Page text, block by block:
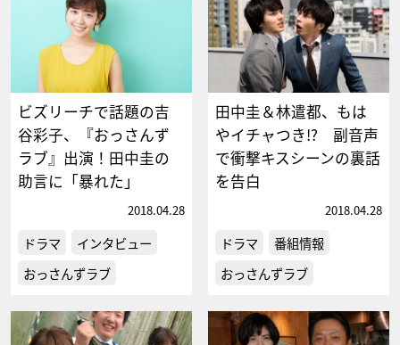
ビズリーチで話題の吉
谷彩子、『おっさんず
ラブ』出演！田中圭の
助言に「暴れた」
2018.04.28
ドラマ
インタビュー
おっさんずラブ
田中圭＆林遣都、もは
やイチャつき!? 副音声
で衝撃キスシーンの裏話
を告白
2018.04.28
ドラマ
番組情報
おっさんずラブ